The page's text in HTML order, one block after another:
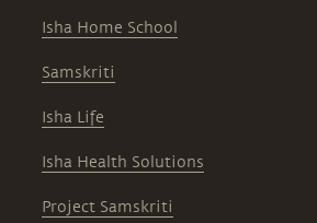
Isha Home School
Samskriti
Isha Life
Isha Health Solutions
Project Samskriti